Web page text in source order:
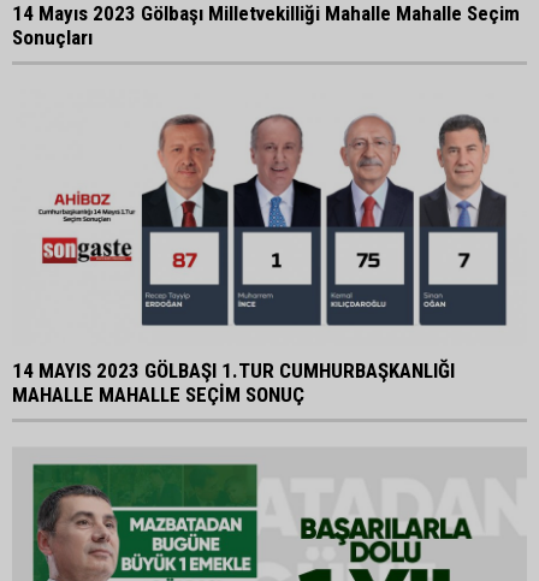
14 Mayıs 2023 Gölbaşı Milletvekilliği Mahalle Mahalle Seçim
Sonuçları
14 MAYIS 2023 GÖLBAŞI 1.TUR CUMHURBAŞKANLIĞI
MAHALLE MAHALLE SEÇİM SONUÇ